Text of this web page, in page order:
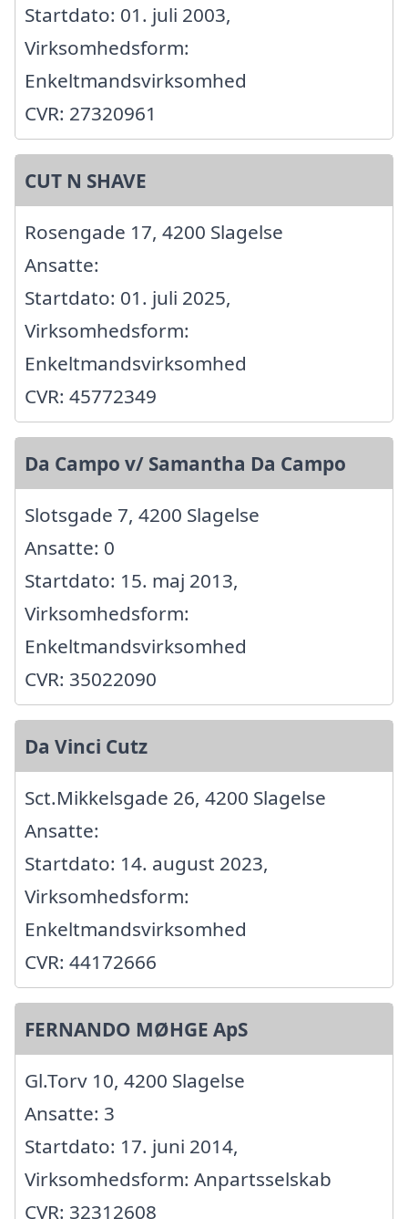
Startdato: 01. juli 2003,
Virksomhedsform:
Enkeltmandsvirksomhed
CVR: 27320961
CUT N SHAVE
Rosengade 17, 4200 Slagelse
Ansatte:
Startdato: 01. juli 2025,
Virksomhedsform:
Enkeltmandsvirksomhed
CVR: 45772349
Da Campo v/ Samantha Da Campo
Slotsgade 7, 4200 Slagelse
Ansatte: 0
Startdato: 15. maj 2013,
Virksomhedsform:
Enkeltmandsvirksomhed
CVR: 35022090
Da Vinci Cutz
Sct.Mikkelsgade 26, 4200 Slagelse
Ansatte:
Startdato: 14. august 2023,
Virksomhedsform:
Enkeltmandsvirksomhed
CVR: 44172666
FERNANDO MØHGE ApS
Gl.Torv 10, 4200 Slagelse
Ansatte: 3
Startdato: 17. juni 2014,
Virksomhedsform: Anpartsselskab
CVR: 32312608